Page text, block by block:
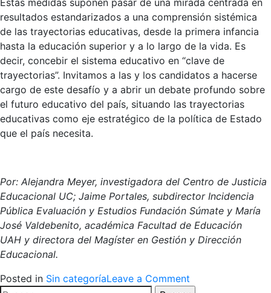
Estas medidas suponen pasar de una mirada centrada en
resultados estandarizados a una comprensión sistémica
de las trayectorias educativas, desde la primera infancia
hasta la educación superior y a lo largo de la vida. Es
decir, concebir el sistema educativo en “clave de
trayectorias”. Invitamos a las y los candidatos a hacerse
cargo de este desafío y a abrir un debate profundo sobre
el futuro educativo del país, situando las trayectorias
educativas como eje estratégico de la política de Estado
que el país necesita.
Por: Alejandra Meyer, investigadora del Centro de Justicia
Educacional UC; Jaime Portales, subdirector Incidencia
Pública Evaluación y Estudios Fundación Súmate y María
José Valdebenito, académica Facultad de Educación
UAH y directora del Magíster en Gestión y Dirección
Educacional.
Posted in Sin categoríaLeave a Comment